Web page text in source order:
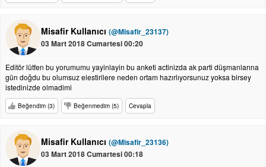
Misafir Kullanıcı (@Misafir_23137)
03 Mart 2018 Cumartesi 00:20
Editör lütfen bu yorumumu yayinlayin bu anketi actinizda ak parti düşmanlarına
gün doğdu bu olumsuz elestirilere neden ortam hazırlıyorsunuz yoksa birsey
istedinizde olmadimi
Beğendim (3) Beğenmedim (5) Cevapla
Misafir Kullanıcı (@Misafir_23136)
03 Mart 2018 Cumartesi 00:18